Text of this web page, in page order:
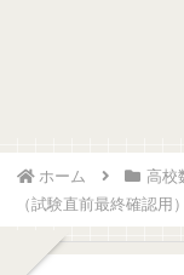
ホーム 高校
（試験直前最終確認用）